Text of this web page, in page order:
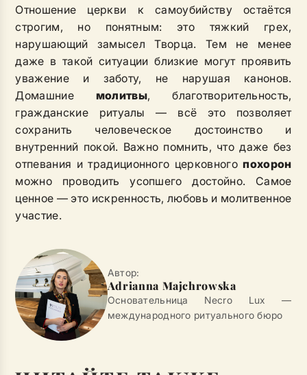
Отношение церкви к самоубийству остаётся
строгим, но понятным: это тяжкий грех,
нарушающий замысел Творца. Тем не менее
даже в такой ситуации близкие могут проявить
уважение и заботу, не нарушая канонов.
Домашние молитвы, благотворительность,
гражданские ритуалы — всё это позволяет
сохранить человеческое достоинство и
внутренний покой. Важно помнить, что даже без
отпевания и традиционного церковногопохорон
можно проводить усопшего достойно. Самое
ценное — это искренность, любовь и молитвенное
участие.
Автор:
Adrianna Majchrowska
Основательница Necro Lux —
международного ритуального бюро